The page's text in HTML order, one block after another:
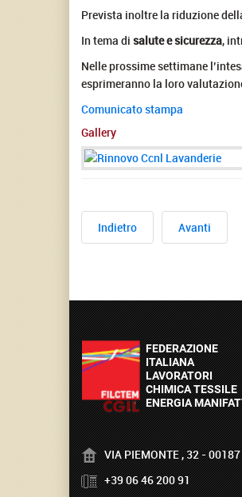
Prevista inoltre la riduzione
In tema di salute e sicurezza,
Nelle prossime settimane
esprimeranno la loro
Comunicato stampa
Gallery
Indietro Avanti
VIA PIEMONTE , 32 - 00187
+39 06 46 200 91